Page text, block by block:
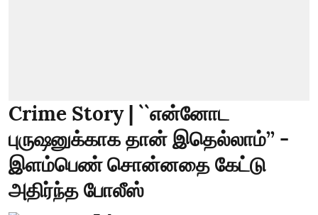
Crime Story | ``என்னோட
புருஷனுக்காக தான் இதெல்லாம்’’ -
இளம்பெண் சொன்னதை கேட்டு
அதிர்ந்த போலீஸ்